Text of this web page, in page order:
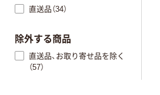
直送品（34）
除外する商品
直送品、お取り寄せ品を除く
（57）